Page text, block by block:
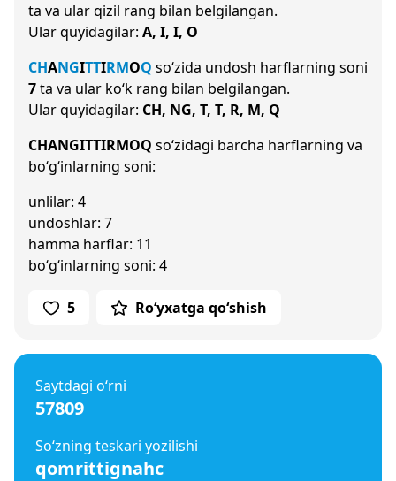
ta va ular qizil rang bilan belgilangan.
Ular quyidagilar: A, I, I, O
CHANGITTIRMOQ so‘zida undosh harflarning soni
7ta va ular ko‘k rang bilan belgilangan.
Ular quyidagilar: CH, NG, T, T, R, M, Q
CHANGITTIRMOQ so‘zidagi barcha harflarning va
bo‘g‘inlarning soni:
unlilar: 4
undoshlar: 7
hamma harflar: 11
bo‘g‘inlarning soni: 4
5 Ro‘yxatga qo‘shish
Saytdagi o‘rni
57809
So‘zning teskari yozilishi
qomrittignahc